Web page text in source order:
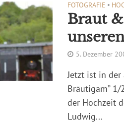
FOTOGRAFIE •
Braut
5. Dezember
Jetzt ist in der
Bräutigam”
der Hochzeit
Ludwig...